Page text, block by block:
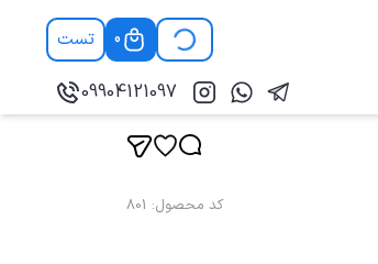
0
تست
09904121097
کد محصول:
801